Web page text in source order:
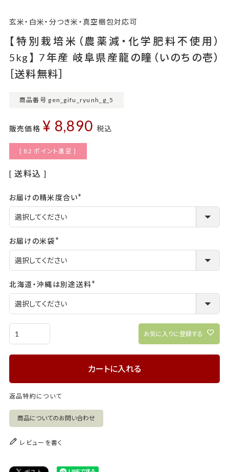
玄米・白米・分つき米・真空梱包対応可
【特別栽培米（農薬減・化学肥料不使用）
5kg】 7年産 岐阜県産龍の瞳（いのちの壱）
［送料無料］
商品番号 gen_gifu_ryunh_g_5
販売価格 ¥ 8,890 税込
[ 82 ポイント進呈 ]
送料込
お届けの精米度合い
(必
お届けの米袋
(必
須)
北海道・沖縄は別途送料
(必
お気に入りに登録する
カートに入れる
返品特約について
商品についてのお問い合わせ
レビューを書く